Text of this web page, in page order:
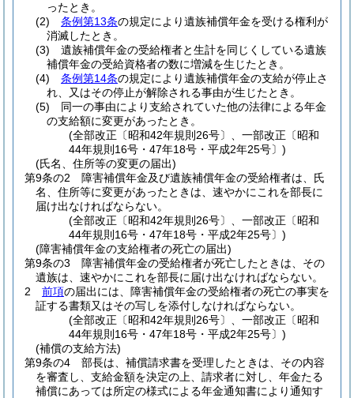
ったとき。
(2)
条例第13条の規定により遺族補償年金を受ける権利が
消滅したとき。
(3)
遺族補償年金の受給権者と生計を同じくしている遺族
補償年金の受給資格者の数に増減を生じたとき。
(4)
条例第14条の規定により遺族補償年金の支給が停止さ
れ、又はその停止が解除される事由が生じたとき。
(5)
同一の事由により支給されていた他の法律による年金
の支給額に変更があったとき。
(全部改正〔昭和42年規則26号〕、一部改正〔昭和
44年規則16号・47年18号・平成2年25号〕)
(氏名、住所等の変更の届出)
第9条の2
障害補償年金及び遺族補償年金の受給権者は、氏
名、住所等に変更があったときは、速やかにこれを部長に
届け出なければならない。
(全部改正〔昭和42年規則26号〕、一部改正〔昭和
44年規則16号・47年18号・平成2年25号〕)
(障害補償年金の支給権者の死亡の届出)
第9条の3
障害補償年金の受給権者が死亡したときは、その
遺族は、速やかにこれを部長に届け出なければならない。
2
前項の届出には、障害補償年金の受給権者の死亡の事実を
証する書類又はその写しを添付しなければならない。
(全部改正〔昭和42年規則26号〕、一部改正〔昭和
44年規則16号・47年18号・平成2年25号〕)
(補償の支給方法)
第9条の4
部長は、補償請求書を受理したときは、その内容
を審査し、支給金額を決定の上、請求者に対し、年金たる
補償にあっては所定の様式による年金通知書により通知す